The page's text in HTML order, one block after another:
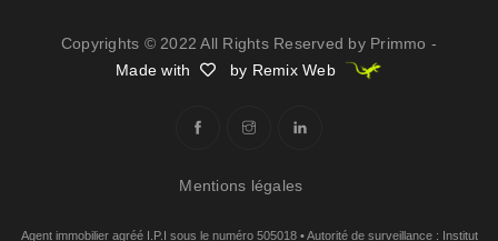
Copyrights © 2022 All Rights Reserved by Primmo -
Made with
by Remix Web
Mentions légales
Agent immobilier agréé I.P.I sous le numéro 505018 • Autorité de surveillance : Institut